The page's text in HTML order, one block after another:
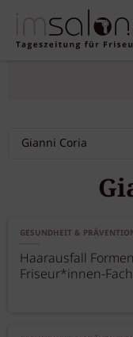
GESUNDHEIT &
Haarausfall
Friseur*innen-